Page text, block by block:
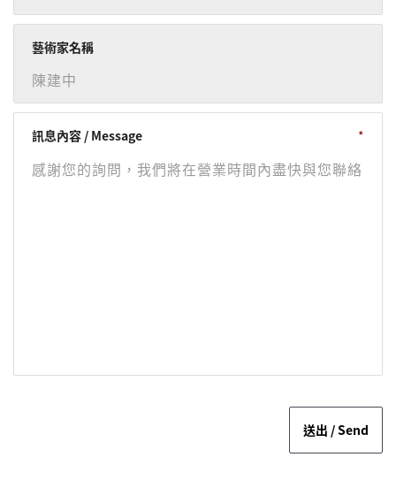
藝術家名稱
訊息內容 / Message